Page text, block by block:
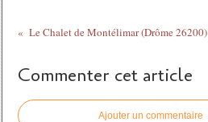
Le Chalet de Montélimar (Drôme 26200)
Commenter cet article
Ajouter un commentaire